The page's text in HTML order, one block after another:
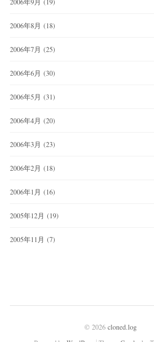
2006年8月 (18)
2006年7月 (25)
2006年6月 (30)
2006年5月 (31)
2006年4月 (20)
2006年3月 (23)
2006年2月 (18)
2006年1月 (16)
2005年12月 (19)
2005年11月 (7)
© 2026 cloned.log